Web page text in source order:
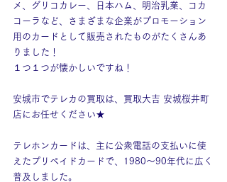
メ、グリコカレー、日本ハム、明治乳業、コカ
コーラなど、さまざまな企業がプロモーション
用のカードとして販売されたものがたくさんあ
りました！
１つ１つが懐かしいですね！
安城市でテレカの買取は、買取大吉 安城桜井町
店にお任せください★
テレホンカードは、主に公衆電話の支払いに使
えたプリペイドカードで、1980～90年代に広く
普及しました。